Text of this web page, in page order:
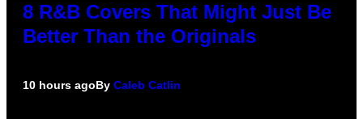
8 R&B Covers That Might Just Be
Better Than the Originals
10 hours agoBy Caleb Catlin